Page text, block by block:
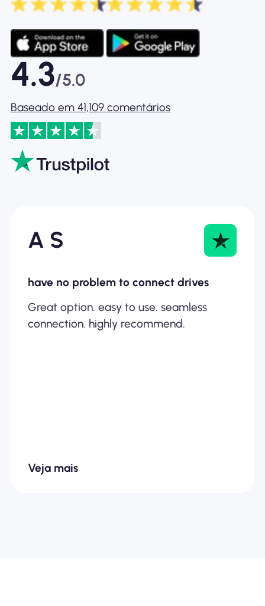
4.3/5.0
Baseado em 41,109 comentários
A S
have no problem to connect drives
Great option. easy to use. seamless
connection. highly recommend.
Veja mais